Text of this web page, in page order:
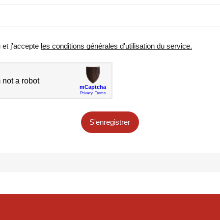
et j'accepte les conditions générales d'utilisation du service.
S'enregistrer